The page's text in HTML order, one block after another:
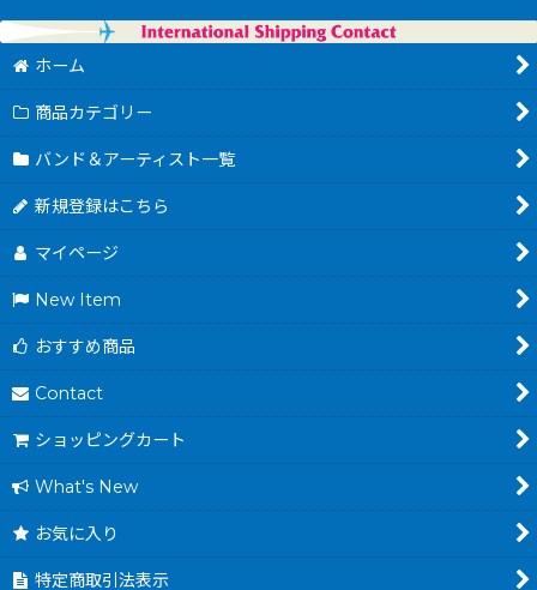
ホーム
商品カテゴリー
バンド＆アーティスト一覧
新規登録はこちら
マイページ
New Item
おすすめ商品
Contact
ショッピングカート
What's New
お気に入り
特定商取引法表示